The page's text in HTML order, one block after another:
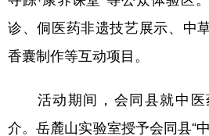
北京 天津
浙江 安徽
诊、侗医药非遗技艺展示、中
香囊制作等互动项目。
活动期间，会同县就中医
介。岳麓山实验室授予会同县“